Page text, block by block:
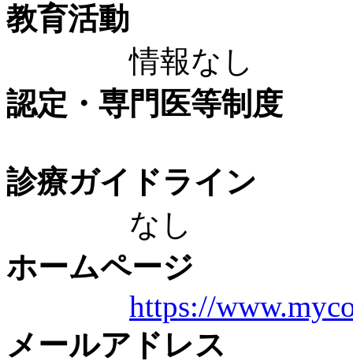
教育活動
情報なし
認定・専門医等制度
診療ガイドライン
なし
ホームページ
https://
メールアドレス